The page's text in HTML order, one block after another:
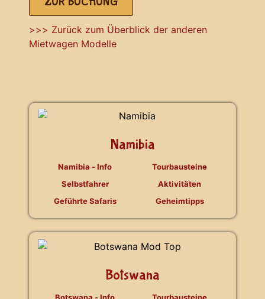
>>> Zurück zum Überblick der anderen
Mietwagen Modelle
Namibia
Namibia - Info
Selbstfahrer
Geführte Safaris
Tourbausteine
Aktivitäten
Geheimtipps
Botswana